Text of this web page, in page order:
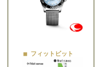
■ フィットビット